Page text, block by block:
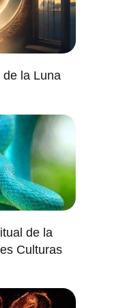
de la Luna
de la
Culturas